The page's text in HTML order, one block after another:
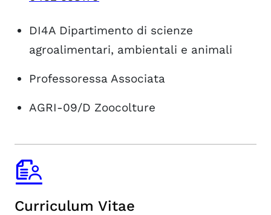
DI4A Dipartimento di scienze
agroalimentari, ambientali e animali
Professoressa Associata
AGRI-09/D Zoocolture
Curriculum Vitae